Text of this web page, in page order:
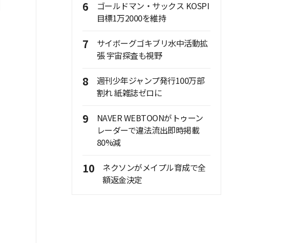
6
ゴールドマン・サックス KOSPI
目標1万2000を維持
7
サイボーグゴキブリ水中活動拡
張 宇宙探査も視野
8
週刊少年ジャンプ発行100万部
割れ 紙雑誌ゼロに
9
NAVER WEBTOONがトゥーン
レーダーで違法流出即時掲載
80%減
10
ネクソンがメイプル育成で全
額返金決定